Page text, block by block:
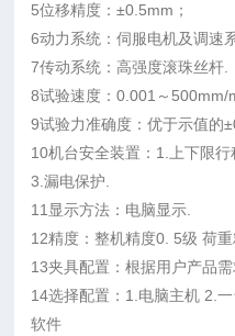
5位移精度：±0.5mm；
6动力系统：伺服电机及调速
7传动系统：高强度滚珠丝杆.
8试验速度：0.001～500mm/
9试验力准确度：优于示值的
10机台安全装置：1.上下限
3.漏电保护.
11显示方法：电脑显示.
12精度：整机精度0. 5级 荷
13夹具配置：根据用户产品
14选择配置：1.电脑主机 2.
软件